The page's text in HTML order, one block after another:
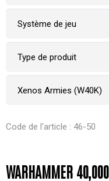
Système de jeu
Type de produit
Xenos Armies (W40K)
Code de l'article : 46-50
WARHAMMER 40,000